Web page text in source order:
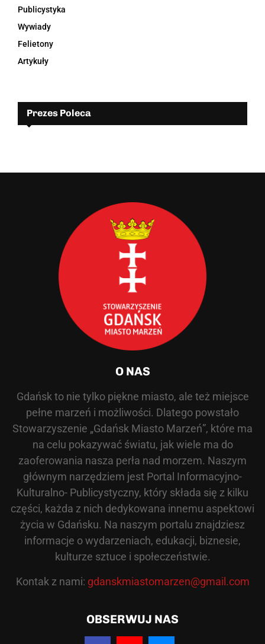
Publicystyka
Wywiady
Felietony
Artykuły
Prezes Poleca
O NAS
Gdańsk to nie tylko piękne miasto, ale też miejsce
pełne marzeń i możliwości. Dlatego powstało
Stowarzyszenie „Gdańsk Miasto Marzeń”, które ma
na celu pokazywać światu, jak wiele ma do
zaoferowania nasza perła nad morzem. Naszym
głównym narzędziem jest Portal Informacyjno-
Kulturalno- Publicystyczny, który składa się z kilku
części, każda z nich dedykowana innemu aspektowi
życia w Gdańsku. Na naszym portalu znajdziesz
informacje o wydarzeniach, edukacji, biznesie,
kulturze sztuce i społeczeństwie.
Kontak z nami: gdanskmiastomarzen@gmail.com
OBSERWUJ NAS